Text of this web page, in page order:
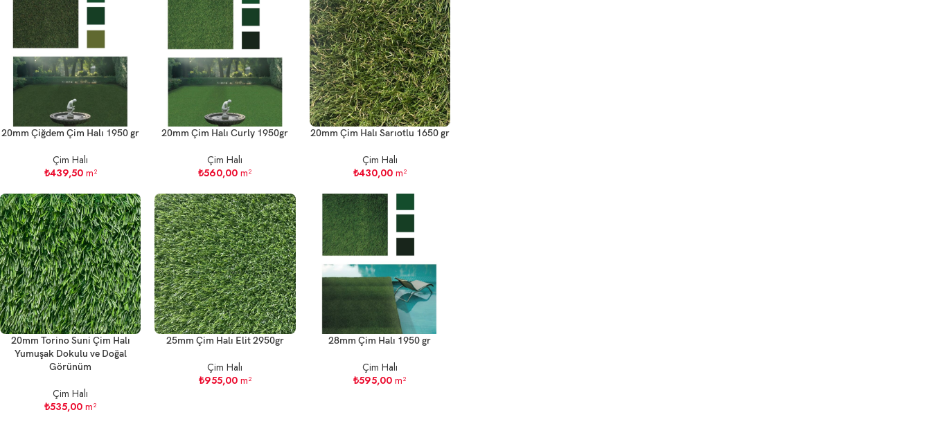
20mm Çiğdem Çim Halı 1950 gr
Çim Halı
₺439,50m²
20mm Çim Halı Curly 1950gr
Çim Halı
₺560,00 m²
20mm Çim Halı Sarıotlu 1650 gr
Çim Halı
₺430,00m²
20mm Torino Suni Çim Halı
Yumuşak Dokulu ve Doğal
Görünüm
Çim Halı
₺535,00 m²
25mm Çim Halı Elit 2950gr
Çim Halı
₺955,00m²
28mm Çim Halı 1950 gr
Çim Halı
₺595,00 m²